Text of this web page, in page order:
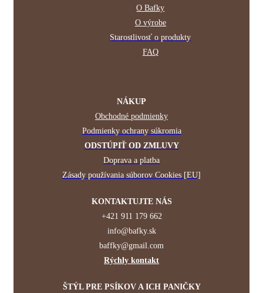
O Bafky
O výrobe
Starostlivosť o produkty
FAQ
NÁKUP
Obchodné podmienky
Podmienky ochrany súkromia
ODSTÚPIŤ OD ZMLUVY
Doprava a platba
Zásady používania súborov Cookies [EU]
KONTAKTUJTE NÁS
+421 911 179 662
info@bafky.sk
baffky@gmail.com
Rýchly kontakt
ŠTÝL PRE PSÍKOV A ICH PANIČKY